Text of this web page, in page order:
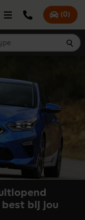
Bel LeaseLinq
Mijn
(0)
bij jou